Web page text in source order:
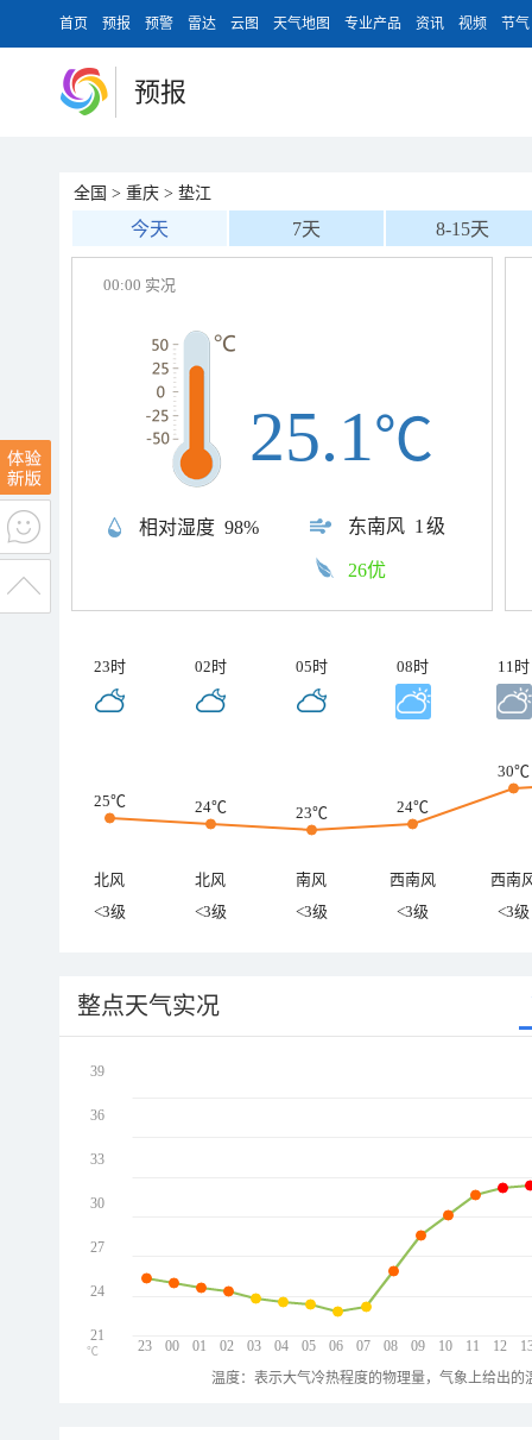
首页 预报 预警 雷达 云图 天气地图 专业产品 资讯 视频 节气
预报
全国 > 重庆 > 垫江
今天 7天 8-15天
00:00 实况
相对湿度 98% 东南风 1级
25.1℃
26优
23时 02时 05时 08时 11时
25℃ 24℃ 23℃ 24℃
30℃
北风 北风 南风 西南风
西南
<3级
<3级 <3级 <3级 <3级
整点天气实况
23 00 01 02 03 04 05 06 07 08 09 10 11 12
39
36
33
30
27
24
21
℃
温度：表示大气冷热程度的物理量，气象上给出